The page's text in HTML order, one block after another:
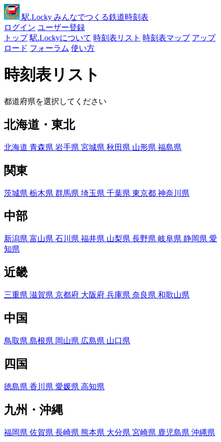
駅.Locky みんなでつくる鉄道時刻表
ログイン ユーザー登録
トップ 駅.Lockyについて 時刻表リスト 時刻表マップ アップ
ロード フォーラム 使い方
時刻表リスト
都道府県を選択してください
北海道・東北
北海道 青森県 岩手県 宮城県 秋田県 山形県 福島県
関東
茨城県 栃木県 群馬県 埼玉県 千葉県 東京都 神奈川県
中部
新潟県 富山県 石川県 福井県 山梨県 長野県 岐阜県 静岡県 愛
知県
近畿
三重県 滋賀県 京都府 大阪府 兵庫県 奈良県 和歌山県
中国
鳥取県 島根県 岡山県 広島県 山口県
四国
徳島県 香川県 愛媛県 高知県
九州・沖縄
福岡県 佐賀県 長崎県 熊本県 大分県 宮崎県 鹿児島県 沖縄県